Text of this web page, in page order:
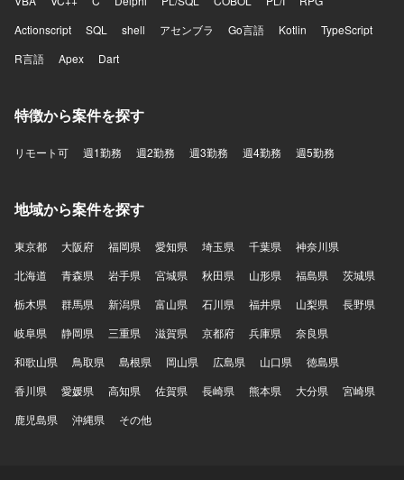
Actionscript
SQL shell アセンブラ Go言語 Kotlin
TypeScript
R言語
Apex Dart
特徴から案件を探す
リモート可 週1勤務 週2勤務 週3勤務 週4勤務 週5勤務
地域から案件を探す
東京都 大阪府 福岡県 愛知県 埼玉県 千葉県
神奈川県
北海道
青森県 岩手県 宮城県 秋田県 山形県 福島県
茨城県
栃木県
群馬県 新潟県 富山県 石川県 福井県 山梨県
長野県
岐阜県
静岡県 三重県 滋賀県 京都府 兵庫県
奈良県
和歌山県
鳥取県 島根県 岡山県 広島県 山口県
徳島県
香川県
愛媛県 高知県 佐賀県 長崎県 熊本県 大分県
宮崎県
鹿児島県
沖縄県 その他